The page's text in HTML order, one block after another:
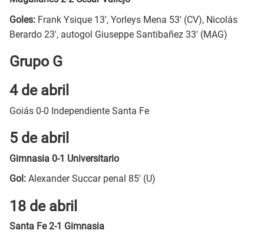
Goles: Frank Ysique 13', Yorleys Mena 53' (CV), Nicolás
Berardo 23', autogol Giuseppe Santibañez 33' (MAG)
Grupo G
4 de abril
Goiás 0-0 Independiente Santa Fe
5 de abril
Gimnasia 0-1 Universitario
Gol: Alexander Succar penal 85' (U)
18 de abril
Santa Fe 2-1 Gimnasia